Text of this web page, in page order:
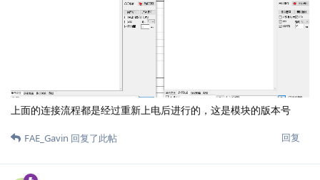
上面的连接流程都是经过重新上电后进行的，这是模块的版本号
回复
FAE_Gavin 回复了此帖